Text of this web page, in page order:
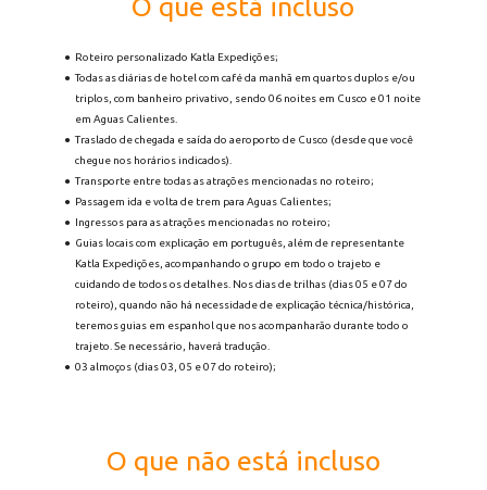
O que está incluso
Roteiro personalizado Katla Expedições;
Todas as diárias de hotel com café da manhã em quartos duplos e/ou
triplos, com banheiro privativo, sendo 06 noites em Cusco e 01 noite
em Aguas Calientes.
Traslado de chegada e saída do aeroporto de Cusco (desde que você
chegue nos horários indicados).
Transporte entre todas as atrações mencionadas no roteiro;
Passagem ida e volta de trem para Aguas Calientes;
Ingressos para as atrações mencionadas no roteiro;
Guias locais com explicação em português, além de representante
Katla Expedições, acompanhando o grupo em todo o trajeto e
cuidando de todos os detalhes. Nos dias de trilhas (dias 05 e 07 do
roteiro), quando não há necessidade de explicação técnica/histórica,
teremos guias em espanhol que nos acompanharão durante todo o
trajeto. Se necessário, haverá tradução.
03 almoços (dias 03, 05 e 07 do roteiro);
O que não está incluso